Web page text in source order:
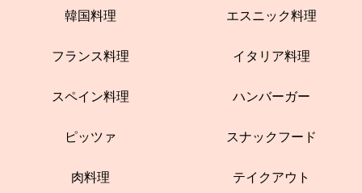
韓国料理 エスニック料理
フランス料理 イタリア料理
スペイン料理 ハンバーガー
ピッツァ スナックフード
肉料理 テイクアウト